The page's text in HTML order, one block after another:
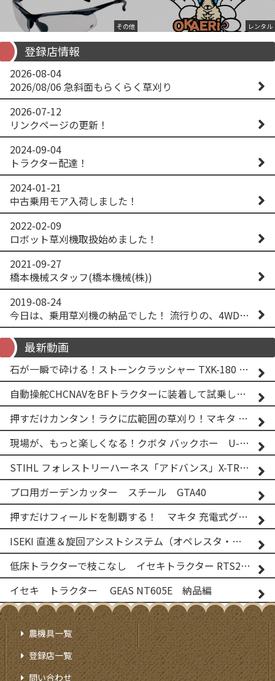
その他 レンタル
登録店情報
2026-08-04
2026/08/06 急斜面もらくらく草刈り
2026-07-12
リンクページの更新！
2024-09-04
トラクター配達！
2024-01-21
中古乗用モア入荷しました！
2022-02-09
ロボット草刈機取扱始めました！
2021-09-27
橋本機械スタッフ(橋本機械(株))
2019-08-24
今日は、乗用草刈機の納品でした！ 流行りの、4WD！ #イセキアグリ #オーレック #四駆 #増税間近
最新動画
石が一瞬で砕ける！ストーンクラッシャー TXK-180 実演
自動操舵CHCNAVをBFトラクターに装着して試乗してみた！！ CHCNAV NX610
押すだけカンタン！ラクに広範囲の草刈り！マキタ バッテリー式草刈り機 MUG001G 2
現場が、もっと楽しくなる！クボタ バックホー U-25-3A
STIHL フォレストリーハーネス「アドバンス」X-TREEm
プロ用ガーデンカッター スチール GTA40
押すだけフィールドを制覇する！ マキタ 充電式グランドトリマー MUG001G
ISEKI 直進＆旋回アシストシステム（オペレスタ・ターン）搭載 イセキ 乗用田植機 PRJ8D-ZJL
低床トラクターで枝こなし イセキトラクター RTS205NS & フレールモア FNC1202F
イセキ トラクター GEAS NT605E 納品編
農機具一覧
登録店一覧
問い合わせ